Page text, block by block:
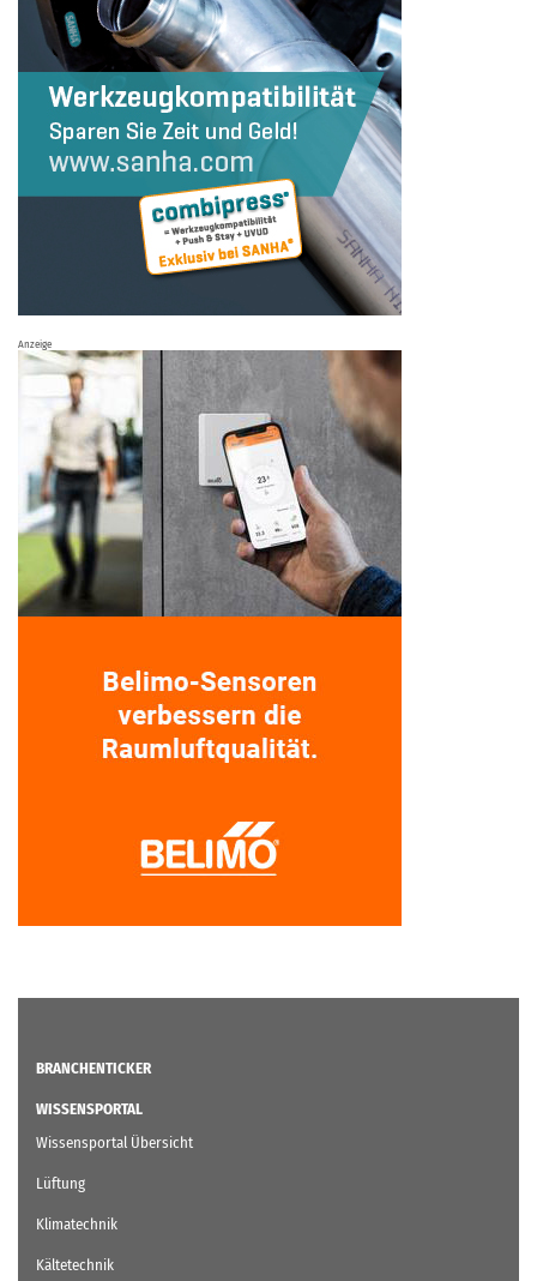
Anzeige
BRANCHENTICKER
WISSENSPORTAL
Wissensportal Übersicht
Lüftung
Klimatechnik
Kältetechnik